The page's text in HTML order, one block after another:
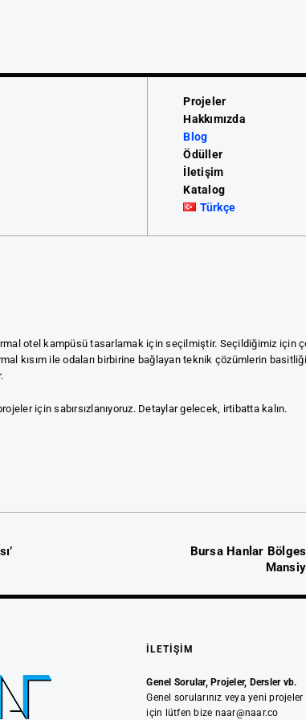
Projeler
Hakkımızda
Blog
Ödüller
İletişim
Katalog
Türkçe
otel kampüsü tasarlamak için seçilmiştir. Seçildiğimiz için
kısım ile odaları birbirine bağlayan teknik çözümlerin basitliği
için sabırsızlanıyoruz. Detaylar gelecek, irtibatta kalın.
Bursa Hanlar
İLETIŞIM
Genel Sorular, Projeler, Dersler vb.
Genel sorularınız veya yeni projeler
için lütfen bize naar@naar.co